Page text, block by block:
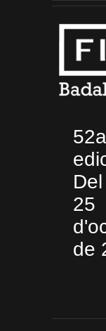
52a
25
de